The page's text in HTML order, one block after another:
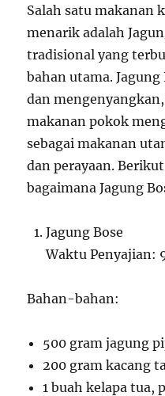
Salah satu makanan
menarik adalah
tradisional yang
bahan utama.
dan
makanan pokok
sebagai makanan
dan perayaan.
bagaimana Jagung
Jagung Bose
Waktu Penyajian:
Bahan-bahan:
500 gram jagung
200 gram kacang
1 buah kelapa tua,